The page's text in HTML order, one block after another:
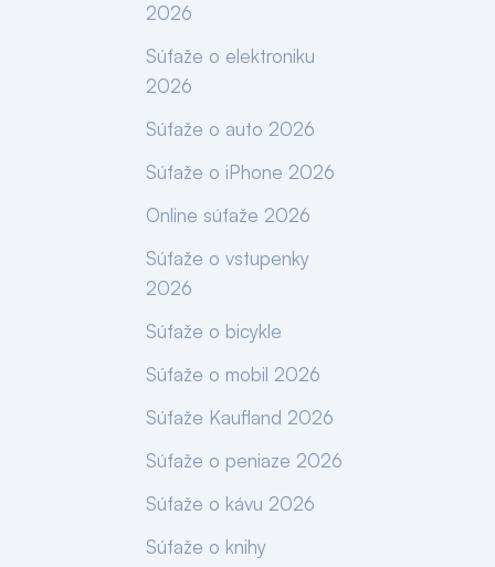
2026
Súťaže o elektroniku
2026
Súťaže o auto 2026
Súťaže o iPhone 2026
Online súťaže 2026
Súťaže o vstupenky
2026
Súťaže o bicykle
Súťaže o mobil 2026
Súťaže Kaufland 2026
Súťaže o peniaze 2026
Súťaže o kávu 2026
Súťaže o knihy